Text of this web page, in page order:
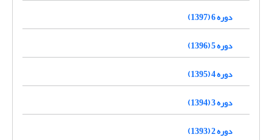
دوره 6 (1397)
دوره 5 (1396)
دوره 4 (1395)
دوره 3 (1394)
دوره 2 (1393)